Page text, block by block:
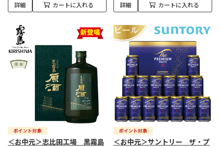
詳細 カートに入れる 詳細 カートに入れる
＜お中元＞志比田工場 黒霧島
＜お中元＞サントリー ザ・プ